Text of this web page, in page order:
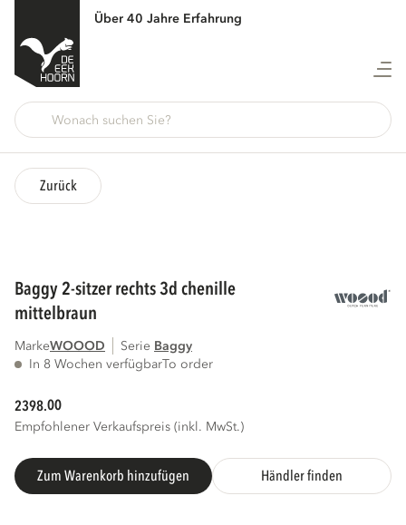
Über 40 Jahre Erfahrung
Zurück
baggy 2-sitzer rechts 3d chenille
mittelbraun
MarkeWOOOD Serie
baggy
In 8 Wochen verfügbarTo order
2398.00
Empfohlener Verkaufspreis (inkl. MwSt.)
Zum Warenkorb hinzufügen Händler finden